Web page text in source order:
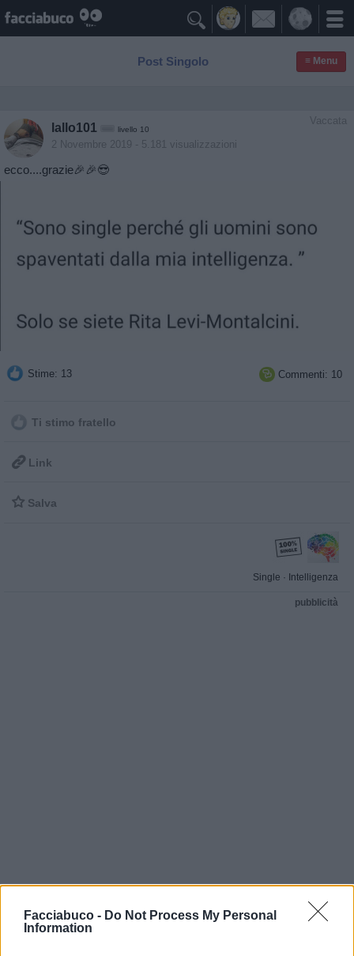
Facciabuco - Do Not Process My Personal
Information

Post Singolo ≡ Menu
Vaccata
lallo101 livello 10
2 Novembre 2019 - 5.181 visualizzazioni
ecco....grazie🎉🎉😎
Stime: 13  Commenti: 10
Ti stimo fratello
 Link
 Salva
Single · Intelligenza
pubblicità